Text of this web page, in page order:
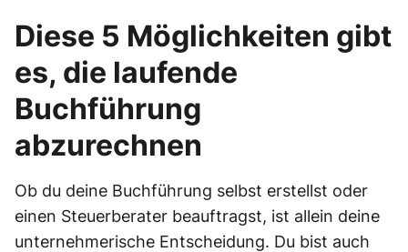
Diese 5 Möglichkeiten gibt
es, die laufende
Buchführung
abzurechnen
Ob du deine Buchführung selbst erstellst oder
einen Steuerberater beauftragst, ist allein deine
unternehmerische Entscheidung. Du bist auch